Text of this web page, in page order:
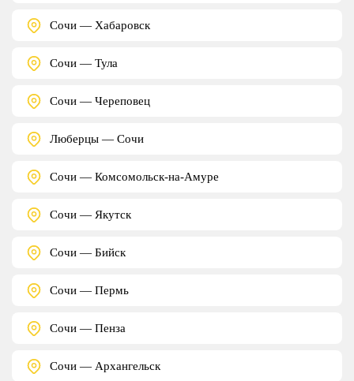
Сочи — Хабаровск
Сочи — Тула
Сочи — Череповец
Люберцы — Сочи
Сочи — Комсомольск-на-Амуре
Сочи — Якутск
Сочи — Бийск
Сочи — Пермь
Сочи — Пенза
Сочи — Архангельск